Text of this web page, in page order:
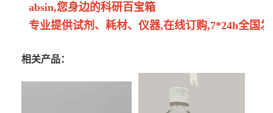
absin,您身边的科研百宝箱
专业提供试剂、耗材、仪器,在线订购,7*24h全国
相关产品：